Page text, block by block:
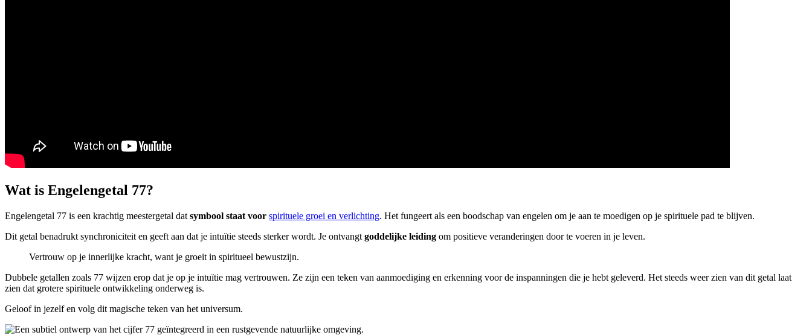
Wat is Engelengetal 77?
Engelengetal 77 is een krachtig meestergetal dat symbool staat voor spirituele groei en verlichting. Het fungeert als een boodschap van engelen om je aan te moedigen op je spirituele pad te blijven.
Dit getal benadrukt synchroniciteit en geeft aan dat je intuïtie steeds sterker wordt. Je ontvangt goddelijke leiding om positieve veranderingen door te voeren in je leven.
Vertrouw op je innerlijke kracht, want je groeit in spiritueel bewustzijn.
Dubbele getallen zoals 77 wijzen erop dat je op je intuïtie mag vertrouwen. Ze zijn een teken van aanmoediging en erkenning voor de inspanningen die je hebt geleverd. Het steeds weer zien van dit getal laat
zien dat grotere spirituele ontwikkeling onderweg is.
Geloof in jezelf en volg dit magische teken van het universum.